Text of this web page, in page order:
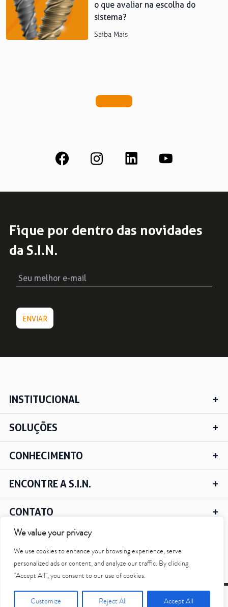
We value your privacy
We use cookies to enhance your browsing experience, serve
personalized ads or content, and analyze our traffic. By clicking
"Accept All", you consent to our use of cookies.
Customize Reject All Accept All
o que avaliar na escolha do
sistema?
Saiba Mais
Fique por dentro das novidades
da S.I.N.
INSTITUCIONAL
SOLUÇÕES
CONHECIMENTO
ENCONTRE A S.I.N.
CONTATO
IR PARA O TOPO
© 2018 - 2024 S.I.N. IMPLANT SYSTEM TODOS OS DIREITOS RESERVADOS |